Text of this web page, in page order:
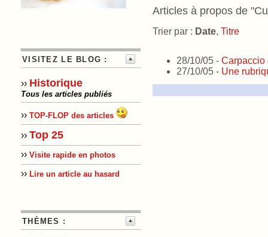
VISITEZ LE BLOG :
›› Historique
Tous les articles publiés
›› TOP-FLOP des articles
›› Top 25
›› Visite rapide en photos
›› Lire un article au hasard
THÈMES :
Articles à propos de
Trier par : Date, Titre
28/10/05 - Carpaccio
27/10/05 - Une